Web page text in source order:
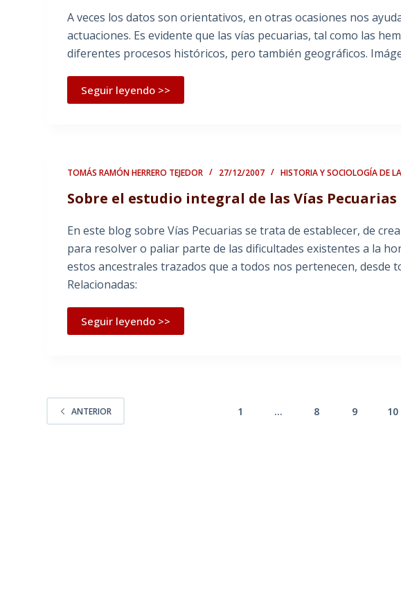
A veces los datos son orientativos, en otras ocasiones nos
actuaciones. Es evidente que las vías pecuarias, tal como las
diferentes procesos históricos, pero también geográficos.
Seguir leyendo >>
TOMÁS RAMÓN HERRERO TEJEDOR 27/12/2007 HISTORIA Y SOCIOLOGÍA DE
Sobre el estudio integral de las Vías Pecuarias
En este blog sobre Vías Pecuarias se trata de establecer, de
para resolver o paliar parte de las dificultades existentes a la
estos ancestrales trazados que a todos nos pertenecen, desde
Relacionadas:
Seguir leyendo >>
ANTERIOR 1 … 8 9 10